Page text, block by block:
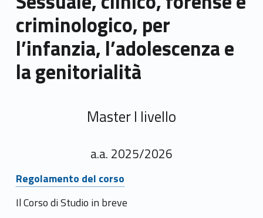
criminologico, per
l’infanzia, l’adolescenza e
la genitorialità
Master I livello
a.a. 2025/2026
Link identifier #identifier__100140-1
Regolamento del corso
Il Corso di Studio in breve